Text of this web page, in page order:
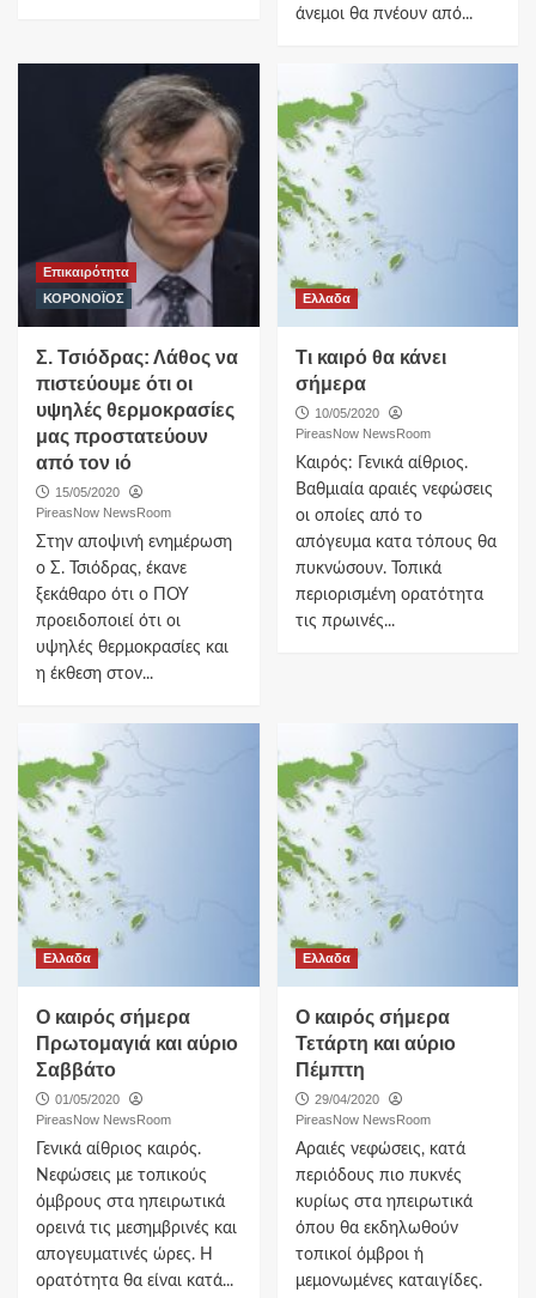
άνεμοι θα πνέουν από...
Επικαιρότητα
ΚΟΡΟΝΟΪΟΣ
Σ. Τσιόδρας: Λάθος να
πιστεύουμε ότι οι
υψηλές θερμοκρασίες
μας προστατεύουν
από τον ιό
15/05/2020
PireasNow NewsRoom
Στην αποψινή ενημέρωση
ο Σ. Τσιόδρας, έκανε
ξεκάθαρο ότι ο ΠΟΥ
προειδοποιεί ότι οι
υψηλές θερμοκρασίες και
η έκθεση στον...
Ελλαδα
Τι καιρό θα κάνει
σήμερα
10/05/2020
PireasNow NewsRoom
Καιρός: Γενικά αίθριος.
Βαθμιαία αραιές νεφώσεις
οι οποίες από το
απόγευμα κατα τόπους θα
πυκνώσουν. Τοπικά
περιορισμένη ορατότητα
τις πρωινές...
Ελλαδα
Ο καιρός σήμερα
Πρωτομαγιά και αύριο
Σαββάτο
01/05/2020
PireasNow NewsRoom
Γενικά αίθριος καιρός.
Νεφώσεις με τοπικούς
όμβρους στα ηπειρωτικά
ορεινά τις μεσημβρινές και
απογευματινές ώρες. Η
ορατότητα θα είναι κατά...
Ελλαδα
O καιρός σήμερα
Τετάρτη και αύριο
Πέμπτη
29/04/2020
PireasNow NewsRoom
Αραιές νεφώσεις, κατά
περιόδους πιο πυκνές
κυρίως στα ηπειρωτικά
όπου θα εκδηλωθούν
τοπικοί όμβροι ή
μεμονωμένες καταιγίδες.